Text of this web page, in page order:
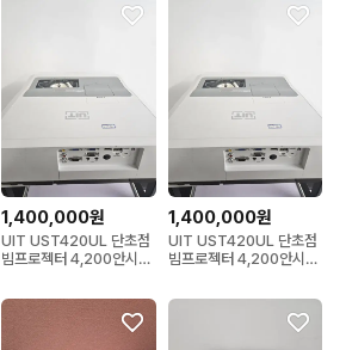
1,400,000원
UIT UST420UL 단초점
빔프로젝터 4,200안시
1,400,000원
UIT UST420UL 단초점
빔프로젝터 4,200안시